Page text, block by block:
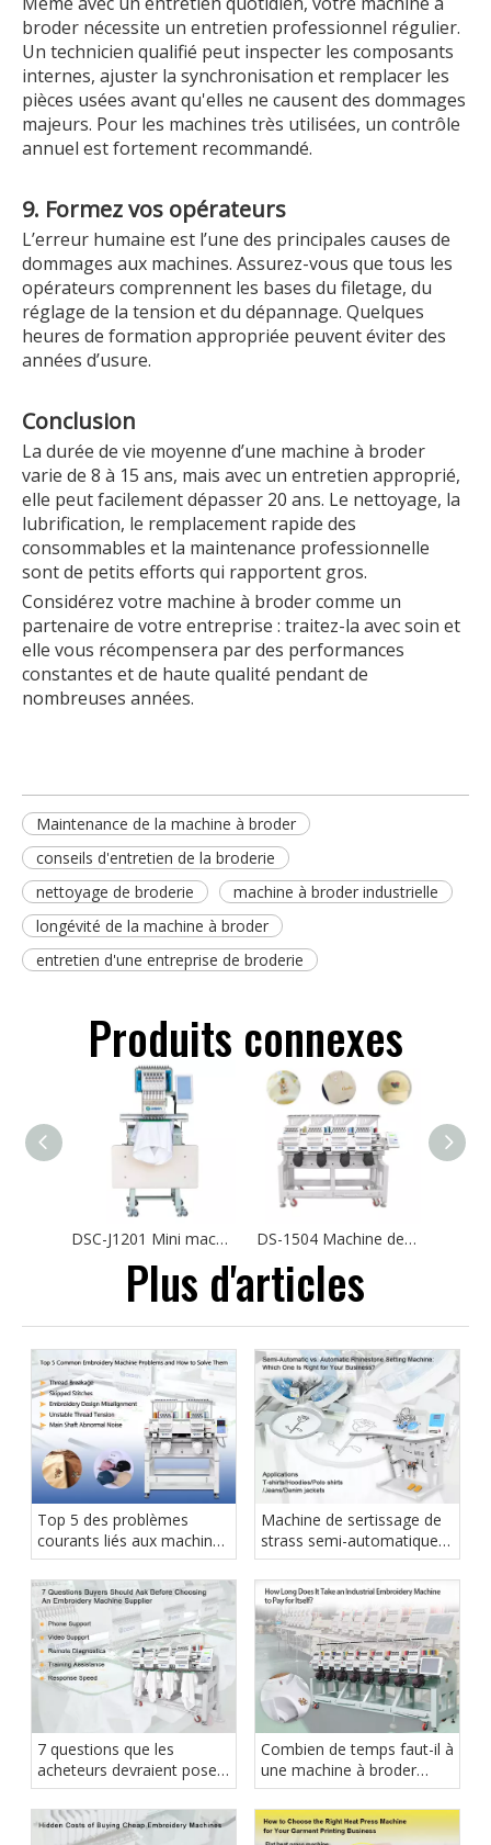
broder nécessite un entretien professionnel régulier.
Un technicien qualifié peut inspecter les composants
internes, ajuster la synchronisation et remplacer les
pièces usées avant qu'elles ne causent des dommages
majeurs. Pour les machines très utilisées, un contrôle
annuel est fortement recommandé.
9. Formez vos opérateurs
L’erreur humaine est l’une des principales causes de
dommages aux machines. Assurez-vous que tous les
opérateurs comprennent les bases du filetage, du
réglage de la tension et du dépannage. Quelques
heures de formation appropriée peuvent éviter des
années d’usure.
Conclusion
La durée de vie moyenne d’une machine à broder
varie de 8 à 15 ans, mais avec un entretien approprié,
elle peut facilement dépasser 20 ans. Le nettoyage, la
lubrification, le remplacement rapide des
consommables et la maintenance professionnelle
sont de petits efforts qui rapportent gros.
Considérez votre machine à broder comme un
partenaire de votre entreprise : traitez-la avec soin et
elle vous récompensera par des performances
constantes et de haute qualité pendant de
nombreuses années.
Maintenance de la machine à broder
conseils d'entretien de la broderie
nettoyage de broderie
machine à broder industrielle
longévité de la machine à broder
entretien d'une entreprise de broderie
Produits connexes
DSC-J1201 Mini machine à broder à tête unique 30 * 40cm tshirt automatique de broderie de couture automatique informatisé DS-1504 Machine de broderie informatique 4 têtes T-shirt chapeau broderie
Plus d'articles
Top 5 des problèmes
courants liés aux machines
à broder et comment les
résoudre
Machine de sertissage de
strass semi-automatique
ou automatique : laquelle
convient le mieux à votre
entreprise ?
7 questions que les
acheteurs devraient poser
avant de choisir un
fournisseur de machines à
broder
Combien de temps faut-il à
une machine à broder
industrielle pour
s’autofinancer ?